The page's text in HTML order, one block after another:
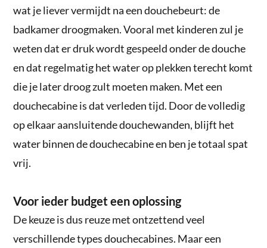
wat je liever vermijdt na een douchebeurt: de
badkamer droogmaken. Vooral met kinderen zul je
weten dat er druk wordt gespeeld onder de douche
en dat regelmatig het water op plekken terecht komt
die je later droog zult moeten maken. Met een
douchecabine is dat verleden tijd. Door de volledig
op elkaar aansluitende douchewanden, blijft het
water binnen de douchecabine en ben je totaal spat
vrij.
Voor ieder budget een oplossing
De keuze is dus reuze met ontzettend veel
verschillende types douchecabines. Maar een